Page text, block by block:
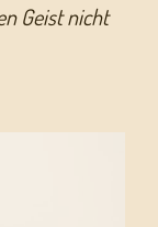
Geist nicht